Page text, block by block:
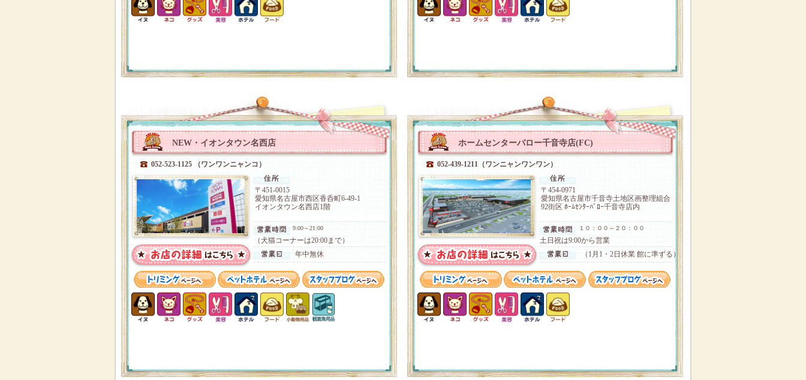
NEW・イオンタウン名西店
052-523-1125 （ワンワンニャンコ）
〒451-0015
愛知県名古屋市西区香呑町6-49-1
イオンタウン名西店1階
9:00～21:00
（犬猫コーナーは20:00まで）
年中無休
ホームセンターバロー千音寺店(FC)
052-439-1211（ワンニャンワンワン）
〒454‐0971
愛知県名古屋市千音寺土地区画整理組合
92街区 ﾎｰﾑｾﾝﾀｰﾊﾞﾛｰ千音寺店内
１０：００～２０：００
土日祝は9:00から営業
（1月1・2日休業 館に準ずる）